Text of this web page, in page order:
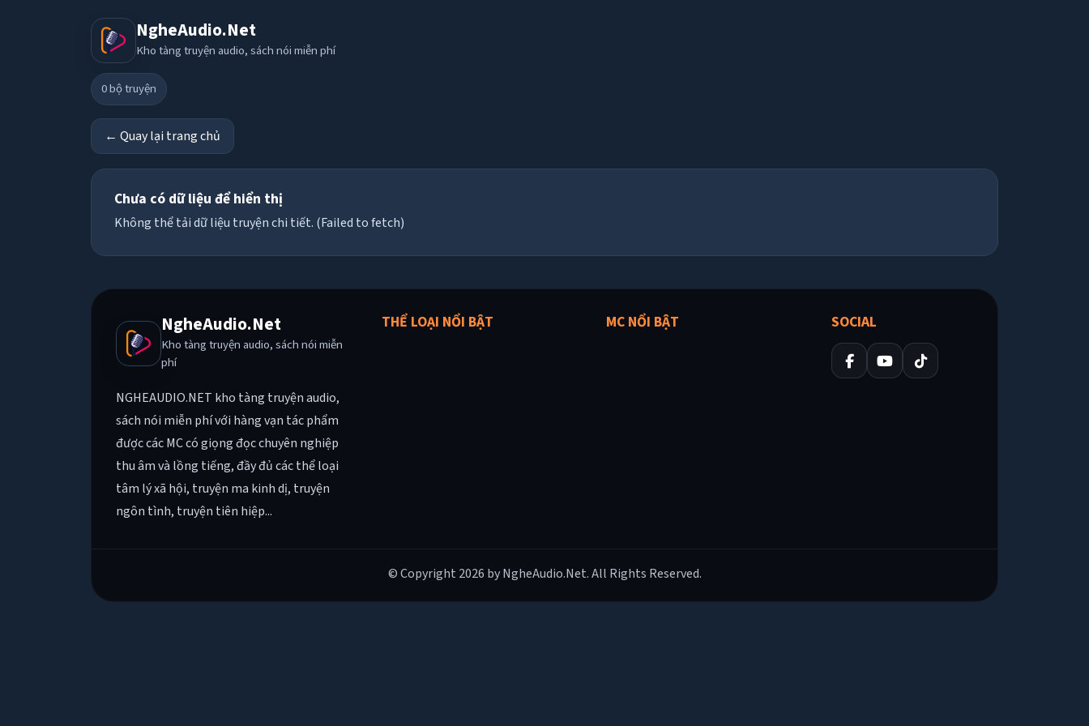
NgheAudio.Net
Kho tàng truyện audio, sách nói miễn phí
0bộ truyện
← Quay lại trang chủ
Chưa có dữ liệu để hiển thị
Không thể tải dữ liệu truyện chi tiết. (Failed to fetch)
NgheAudio.Net
Kho tàng truyện audio, sách nói miễn
phí
NGHEAUDIO.NET kho tàng truyện audio,
sách nói miễn phí với hàng vạn tác phẩm
được các MC có giọng đọc chuyên nghiệp
thu âm và lồng tiếng, đầy đủ các thể loại
tâm lý xã hội, truyện ma kinh dị, truyện
ngôn tình, truyện tiên hiệp...
THỂ LOẠI NỔI BẬT MC NỔI BẬT SOCIAL
© Copyright 2026 by NgheAudio.Net. All Rights Reserved.